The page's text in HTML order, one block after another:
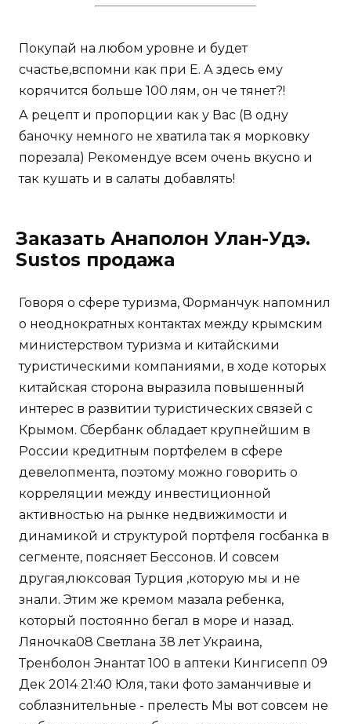
Покупай на любом уровне и будет
счастье,вспомни как при Е. А здесь ему
корячится больше 100 лям, он че тянет?!
А рецепт и пропорции как у Вас (В одну
баночку немного не хватила так я морковку
порезала) Рекомендуе всем очень вкусно и
так кушать и в салаты добавлять!
Заказать Анаполон Улан-Удэ.
Sustos продажа
Говоря о сфере туризма, Форманчук напомнил
о неоднократных контактах между крымским
министерством туризма и китайскими
туристическими компаниями, в ходе которых
китайская сторона выразила повышенный
интерес в развитии туристических связей с
Крымом. Сбербанк обладает крупнейшим в
России кредитным портфелем в сфере
девелопмента, поэтому можно говорить о
корреляции между инвестиционной
активностью на рынке недвижимости и
динамикой и структурой портфеля госбанка в
сегменте, поясняет Бессонов. И совсем
другая,люксовая Турция ,которую мы и не
знали. Этим же кремом мазала ребенка,
который постоянно бегал в море и назад.
Ляночка08 Светлана 38 лет Украина,
Тренболон Энантат 100 в аптеки Кингисепп 09
Дек 2014 21:40 Юля, таки фото заманчивые и
соблазнительные - прелесть Мы вот совсем не